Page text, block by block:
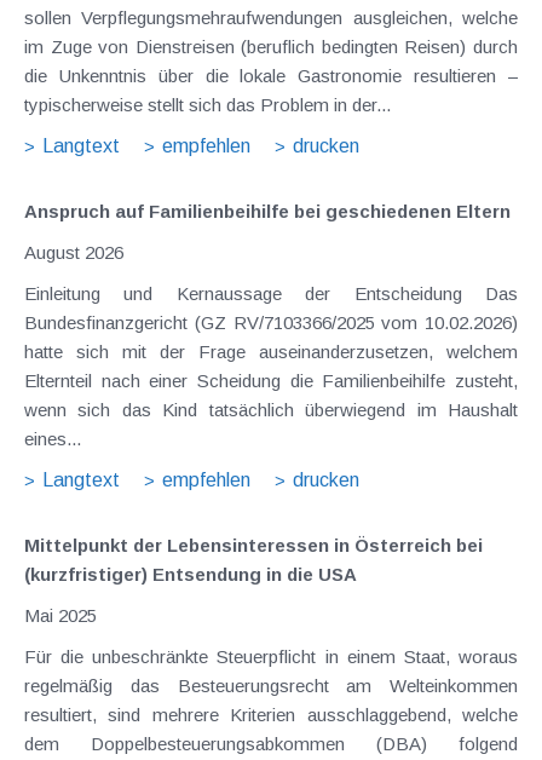
sollen Verpflegungsmehraufwendungen ausgleichen, welche
im Zuge von Dienstreisen (beruflich bedingten Reisen) durch
die Unkenntnis über die lokale Gastronomie resultieren –
typischerweise stellt sich das Problem in der...
Langtext
empfehlen drucken
Anspruch auf Familienbeihilfe bei geschiedenen Eltern
August 2026
Einleitung und Kernaussage der Entscheidung Das
Bundesfinanzgericht (GZ RV/7103366/2025 vom 10.02.2026)
hatte sich mit der Frage auseinanderzusetzen, welchem
Elternteil nach einer Scheidung die Familienbeihilfe zusteht,
wenn sich das Kind tatsächlich überwiegend im Haushalt
eines...
Langtext
empfehlen drucken
Mittelpunkt der Lebensinteressen in Österreich bei
(kurzfristiger) Entsendung in die USA
Mai 2025
Für die unbeschränkte Steuerpflicht in einem Staat, woraus
regelmäßig das Besteuerungsrecht am Welteinkommen
resultiert, sind mehrere Kriterien ausschlaggebend, welche
dem Doppelbesteuerungsabkommen (DBA) folgend